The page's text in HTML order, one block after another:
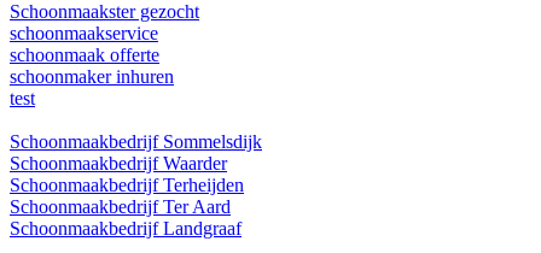
Schoonmaakster gezocht
schoonmaakservice
schoonmaak offerte
schoonmaker inhuren
test
Schoonmaakbedrijf Sommelsdijk
Schoonmaakbedrijf Waarder
Schoonmaakbedrijf Terheijden
Schoonmaakbedrijf Ter Aard
Schoonmaakbedrijf Landgraaf